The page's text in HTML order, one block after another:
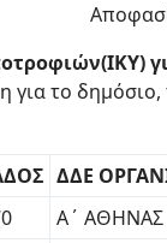
για το
ΔΔΕ
Α΄ ΑΘΗΝΑΣ